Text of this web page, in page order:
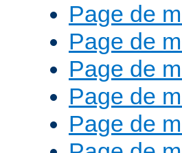
Page de
Page de
Page de
Page de
Page de